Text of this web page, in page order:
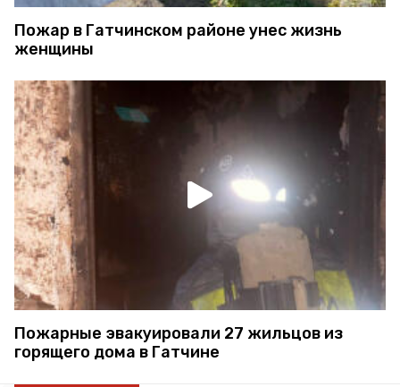
Пожар в Гатчинском районе унес жизнь
женщины
Пожарные эвакуировали 27 жильцов из
горящего дома в Гатчине